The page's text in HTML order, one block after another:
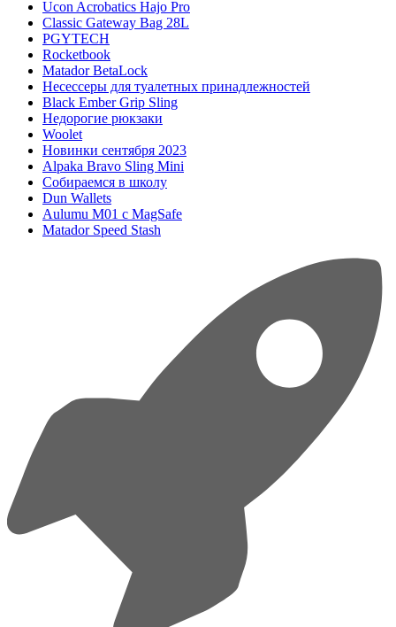
Ucon Acrobatics Hajo Pro
Classic Gateway Bag 28L
PGYTECH
Rocketbook
Matador BetaLock
Несессеры для туалетных принадлежностей
Black Ember Grip Sling
Недорогие рюкзаки
Woolet
Новинки сентября 2023
Alpaka Bravo Sling Mini
Собираемся в школу
Dun Wallets
Aulumu M01 с MagSafe
Matador Speed Stash